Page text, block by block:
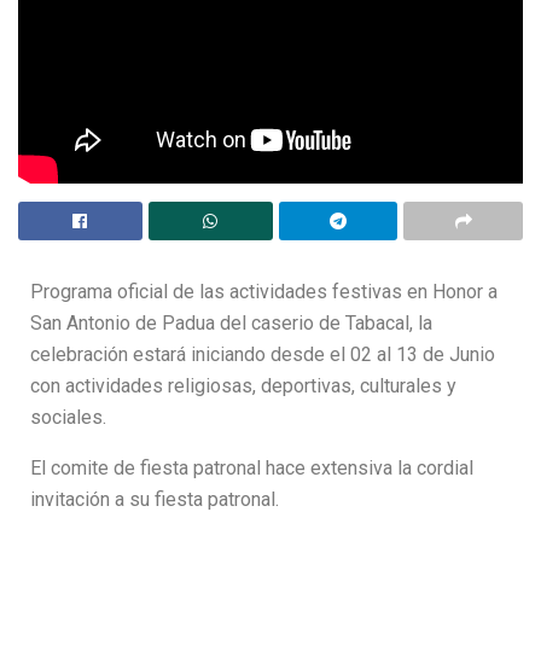
Programa oficial de las actividades festivas en Honor a
San Antonio de Padua del caserio de Tabacal, la
celebración estará iniciando desde el 02 al 13 de Junio
con actividades religiosas, deportivas, culturales y
sociales.
El comite de fiesta patronal hace extensiva la cordial
invitación a su fiesta patronal.